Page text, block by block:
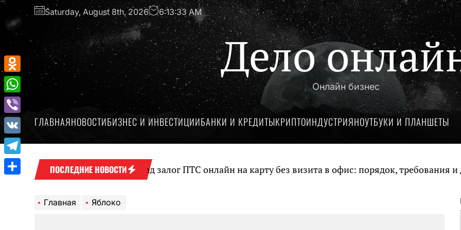
Перейти
содержимому
Saturday, August 8th, 2026 6:13:33 AM
Дело
Онлайн бизнес
ГЛАВНАЯНОВОСТИБИЗНЕС И ИНВЕСТИЦИИБАНКИ И КРЕДИТЫКРИПТОИНДУСТРИЯНОУТБУКИ И ПЛАНШЕТЫ
ПОСЛЕДНИЕ НОВОСТИ
Оформление займа под залог ПТС онлайн на карту без визита в офис: порядок, требования и
Главная Яблоко
Odnoklassniki
WhatsApp
Viber
VK
Telegram
Отправить